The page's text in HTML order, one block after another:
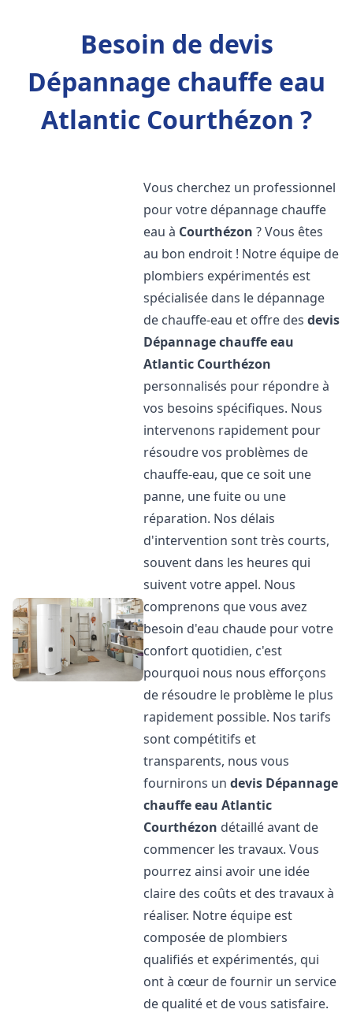
Besoin de devis
Dépannage chauffe eau
Atlantic Courthézon ?
Vous cherchez un professionnel
pour votre dépannage chauffe
eau à Courthézon ? Vous êtes
au bon endroit ! Notre équipe de
plombiers expérimentés est
spécialisée dans le dépannage
de chauffe-eau et offre desdevis
Dépannage chauffe eau
Atlantic Courthézon
personnalisés pour répondre à
vos besoins spécifiques. Nous
intervenons rapidement pour
résoudre vos problèmes de
chauffe-eau, que ce soit une
panne, une fuite ou une
réparation. Nos délais
d'intervention sont très courts,
souvent dans les heures qui
suivent votre appel. Nous
comprenons que vous avez
besoin d'eau chaude pour votre
confort quotidien, c'est
pourquoi nous nous efforçons
de résoudre le problème le plus
rapidement possible. Nos tarifs
sont compétitifs et
transparents, nous vous
fournirons undevis Dépannage
chauffe eau Atlantic
Courthézon détaillé avant de
commencer les travaux. Vous
pourrez ainsi avoir une idée
claire des coûts et des travaux à
réaliser. Notre équipe est
composée de plombiers
qualifiés et expérimentés, qui
ont à cœur de fournir un service
de qualité et de vous satisfaire.